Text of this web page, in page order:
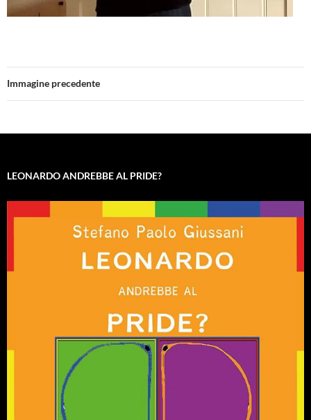
Immagine precedente
LEONARDO ANDREBBE AL PRIDE?